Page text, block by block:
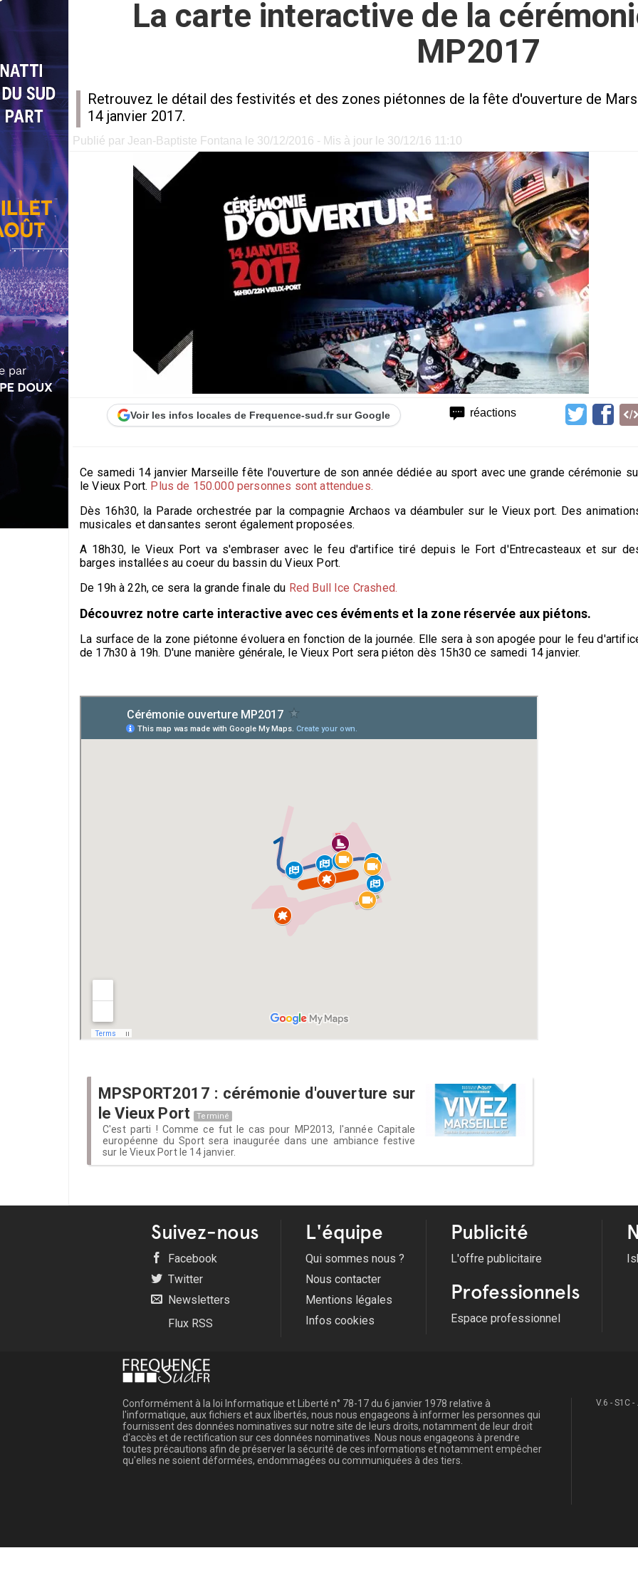
La carte interactive de la
MP2017
Retrouvez le détail des festivités et des zones piétonnes de la fête d'ouverture de
14 janvier 2017.
Publié par Jean-Baptiste Fontana le 30/12/2016 - Mis à jour le 30/12/16 11:10
réactions
Voir les infos locales de Frequence-sud.fr sur Google
Ce samedi 14 janvier Marseille fête l'ouverture de son année dédiée au sport avec une grande cérémonie
le Vieux Port. Plus de 150.000 personnes sont attendues.
Dès 16h30, la Parade orchestrée par la compagnie Archaos va déambuler sur le Vieux port. Des
musicales et dansantes seront également proposées.
A 18h30, le Vieux Port va s'embraser avec le feu d'artifice tiré depuis le Fort d'Entrecasteaux et sur
barges installées au coeur du bassin du Vieux Port.
De 19h à 22h, ce sera la grande finale du Red Bull Ice Crashed.
Découvrez notre carte interactive avec ces évéments et la zone réservée aux piétons.
La surface de la zone piétonne évoluera en fonction de la journée. Elle sera à son apogée pour le feu
de 17h30 à 19h. D'une manière générale, le Vieux Port sera piéton dès 15h30 ce samedi 14 janvier.
MPSPORT2017 : cérémonie d'ouverture sur
le Vieux Port
Terminé
C'est parti ! Comme ce fut le cas pour MP2013, l'année Capitale
européenne du Sport sera inaugurée dans une ambiance festive
sur le Vieux Port le 14 janvier.
Suivez-nous
Facebook
Twitter
Newsletters
Flux RSS
L'équipe
Qui sommes nous ?
Nous contacter
Mentions légales
Infos cookies
Publicité
L'offre publicitaire
Professionnels
Espace professionnel
Conformément à la loi Informatique et Liberté n° 78-17 du 6 janvier 1978 relative à
l'informatique, aux fichiers et aux libertés, nous nous engageons à informer les personnes qui
fournissent des données nominatives sur notre site de leurs droits, notamment de leur droit
d'accès et de rectification sur ces données nominatives. Nous nous engageons à prendre
toutes précautions afin de préserver la sécurité de ces informations et notamment empêcher
qu'elles ne soient déformées, endommagées ou communiquées à des tiers.
V.6 - S1C